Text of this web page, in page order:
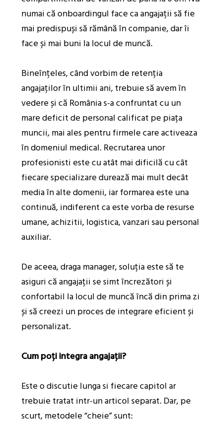
numai că onboardingul face ca angajații să fie
mai predispuși să rămână în companie, dar îi
face și mai buni la locul de muncă.
Bineînțeles, când vorbim de retenția
angajaților în ultimii ani, trebuie să avem în
vedere și că România s-a confruntat cu un
mare deficit de personal calificat pe piața
muncii, mai ales pentru firmele care activeaza
în domeniul medical. Recrutarea unor
profesionisti este cu atât mai dificilă cu cât
fiecare specializare durează mai mult decât
media în alte domenii, iar formarea este una
continuă, indiferent ca este vorba de resurse
umane, achizitii, logistica, vanzari sau personal
auxiliar.
De aceea, draga manager, soluția este să te
asiguri că angajații se simt încrezători și
confortabil la locul de muncă încă din prima zi
și să creezi un proces de integrare eficient și
personalizat.
Cum poți integra angajații?
Este o discutie lunga si fiecare capitol ar
trebuie tratat intr-un articol separat. Dar, pe
scurt, metodele “cheie” sunt: